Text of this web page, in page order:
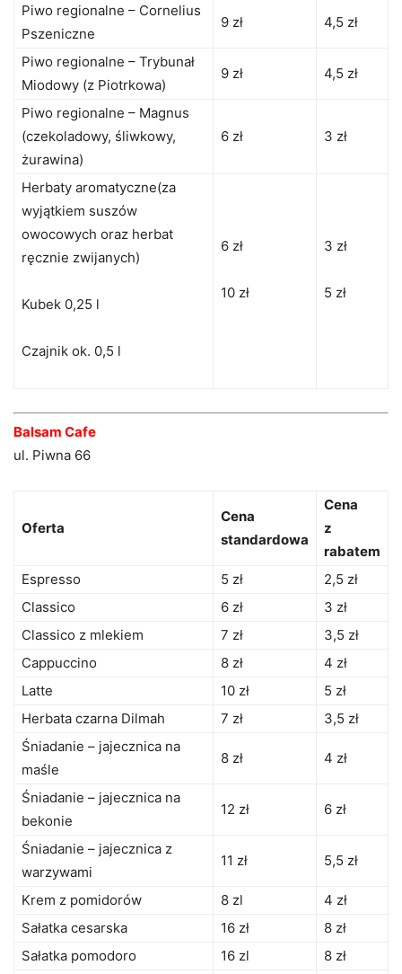
Piwo regionalne – Cornelius
Pszeniczne
9 zł 4,5 zł
Piwo regionalne – Trybunał
Miodowy (z Piotrkowa)
9 zł 4,5 zł
Piwo regionalne – Magnus
(czekoladowy, śliwkowy,
żurawina)
6 zł 3 zł
Herbaty aromatyczne(za
wyjątkiem suszów
owocowych oraz herbat
ręcznie zwijanych)
Kubek 0,25 l
Czajnik ok. 0,5 l
6 zł
10 zł
3 zł
5 zł
Balsam Cafe
ul. Piwna 66
Oferta
Cena
standardowa
Cena
z
rabatem
Espresso
5 zł
2,5 zł
Classico
6 zł
3 zł
Classico z mlekiem
7 zł
3,5 zł
Cappuccino
8 zł
4 zł
Latte
10 zł
5 zł
Herbata czarna Dilmah
7 zł
3,5 zł
Śniadanie – jajecznica na
maśle
8 zł 4 zł
Śniadanie – jajecznica na
bekonie
12 zł 6 zł
Śniadanie – jajecznica z
warzywami
11 zł 5,5 zł
Krem z pomidorów 8 zl
4 zł
Sałatka cesarska
16 zł
8 zł
Sałatka pomodoro
16 zl
8 zł